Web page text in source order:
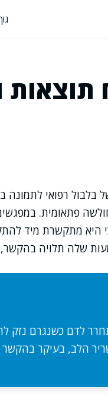
רפואי לתמונה
פתאומית.
היא מתקשרת מיד
שלה תלויה בהקשר,
לדם כשנגרם נזק
הלב, בעיקר בהקשר